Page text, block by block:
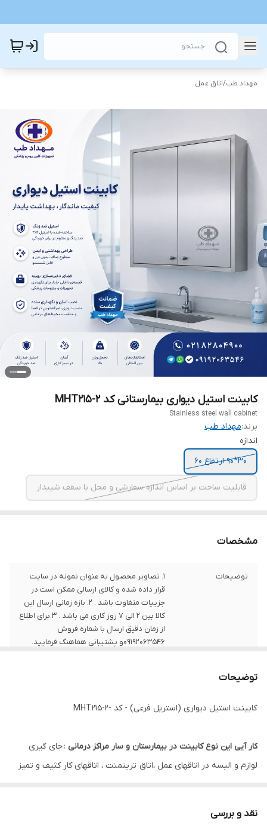
مهداد طب/اتاق عمل
کابینت استیل دیواری بیمارستانی کد MHT215-2
Stainless steel wall cabinet
برند:مهداد طب
اندازه
30*90 ارتفاع 60
قابلیت ساخت بر اساس اندازه سفارشی و محل با سقف شیبدار
مشخصات
توضیحات
1. تصاویر محصول به عنوان نمونه در سایت
قرار داده شده و کالای ارسالی ممکن است در
جزییات متفاوت باشد . 2. بازه زمانی ارسال این
کالا بین 2 الی 7 روز کاری می باشد . 3.برای اطلاع
از زمان دقیق ارسال با شماره فروش
09192063546و پشتیبانی هماهنگ فرمایید.
توضیحات
کابینت استیل دیواری (استریل فرعی) - کد -MHT215-2
کار آیی این نوع کابینت در بیمارستان و سار مراکز درمانی :جای گیری
لوازم و البسه در اتاقهای عمل ،‌اتاق تریتمنت ، اتاقهای کار کثیف و تمیز
نقد و بررسی